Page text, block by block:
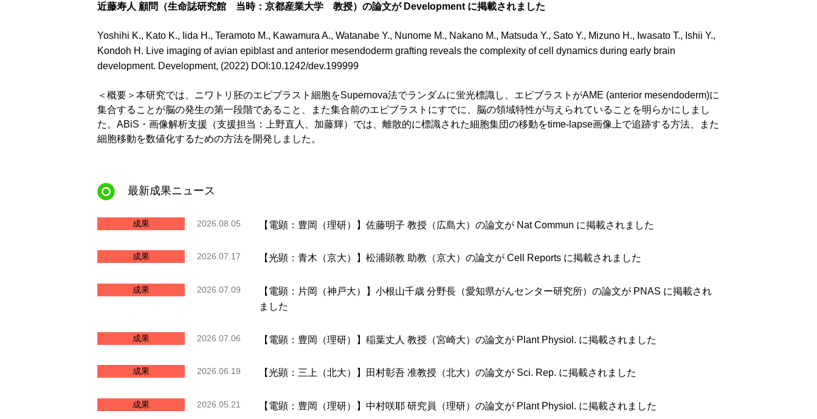
近藤寿人 顧問（生命誌研究館 当時：京都産業大学 教授）の論文が Development に掲載されました
Yoshihi K., Kato K., Iida H., Teramoto M., Kawamura A., Watanabe Y., Nunome M., Nakano M., Matsuda Y., Sato Y., Mizuno H., Iwasato T., Ishii Y.,
Kondoh H. Live imaging of avian epiblast and anterior mesendoderm grafting reveals the complexity of cell dynamics during early brain
development. Development, (2022) DOI:10.1242/dev.199999
＜概要＞本研究では、ニワトリ胚のエピブラスト細胞をSupernova法でランダムに蛍光標識し、エピブラストがAME (anterior mesendoderm)に
集合することが脳の発生の第一段階であること、また集合前のエピブラストにすでに、脳の領域特性が与えられていることを明らかにしまし
た。ABiS・画像解析支援（支援担当：上野直人、加藤輝）では、離散的に標識された細胞集団の移動をtime-lapse画像上で追跡する方法、また
細胞移動を数値化するための方法を開発しました。
最新成果ニュース
成果 2026.08.05 【電顕：豊岡（理研）】佐藤明子 教授（広島大）の論文が Nat Commun に掲載されました
成果 2026.07.17 【光顕：青木（京大）】松浦顕教 助教（京大）の論文が Cell Reports に掲載されました
成果 2026.07.09
【電顕：片岡（神戸大）】小根山千歳 分野長（愛知県がんセンター研究所）の論文が PNAS に掲載され
ました
成果 2026.07.06 【電顕：豊岡（理研）】稲葉丈人 教授（宮崎大）の論文が Plant Physiol. に掲載されました
成果 2026.06.19 【光顕：三上（北大）】田村彰吾 准教授（北大）の論文が Sci. Rep. に掲載されました
成果 2026.05.21 【電顕：豊岡（理研）】中村咲耶 研究員（理研）の論文が Plant Physiol. に掲載されました